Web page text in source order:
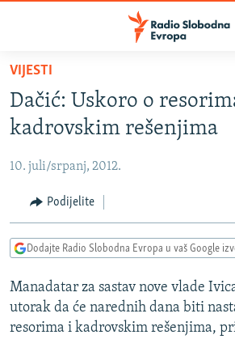
Pređite
glavni
sadržaj
na
navigaciju
Pređite
na
BOSNA I HERCEGOVINA
KOSOVO
CRNA GORA
VIDEO
FOTOGALERIJE
INFOGRAFIKE
PODCASTI
RAT U UKRAJINI
KINA NA BALKANU
VIJESTI
Dačić: Uskoro o
kadrovskim rešenjima
10. juli/srpanj, 2012.
Podijelite
Dodajte Radio Slobodna Evropa u vaš Google
Manadatar za sastav nove vlade
utorak da će narednih dana biti
resorima i kadrovskim rešenjima,